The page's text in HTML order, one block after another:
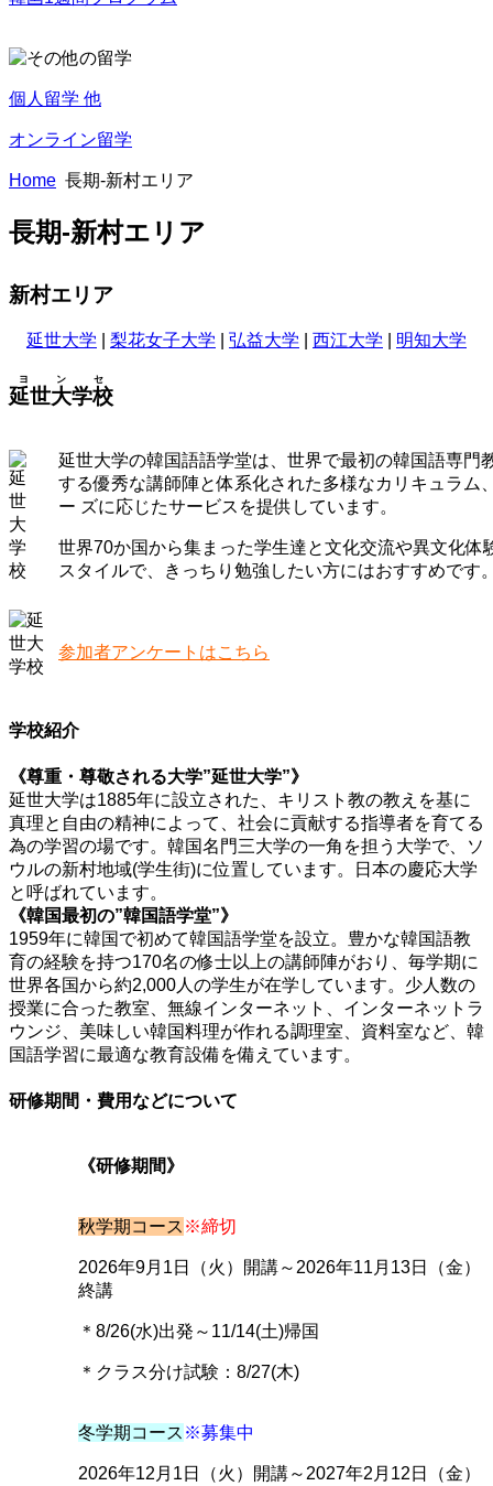
個人留学 他
オンライン留学
Home 長期-新村エリア
長期-新村エリア
新村エリア
延世大学 梨花女子大学 弘益大学 西江大学 明知大学
延世大学校
ヨンセ
延世大学の韓国語語学堂は、世界で最初の韓国語専門
する優秀な講師陣と体系化された多様なカリキュラム
ー ズに応じたサービスを提供しています。
世界70か国から集まった学生達と文化交流や異文化
スタイルで、きっちり勉強したい方にはおすすめです
参加者アンケートはこちら
学校紹介
《尊重・尊敬される大学”延世大学”》
延世大学は1885年に設立された、キリスト教の教えを基に
真理と自由の精神によって、社会に貢献する指導者を育てる
為の学習の場です。韓国名門三大学の一角を担う大学で、ソ
ウルの新村地域(学生街)に位置しています。日本の慶応大学
と呼ばれています。
《韓国最初の”韓国語学堂”》
1959年に韓国で初めて韓国語学堂を設立。豊かな韓国語教
育の経験を持つ170名の修士以上の講師陣がおり、毎学期に
世界各国から約2,000人の学生が在学しています。少人数の
授業に合った教室、無線インターネット、インターネットラ
ウンジ、美味しい韓国料理が作れる調理室、資料室など、韓
国語学習に最適な教育設備を備えています。
研修期間・費用などについて
《研修期間》
秋学期コース ※締切
2026年9月1日（火）開講～2026年11月13日（金）
終講
＊8/26(水)出発～11/14(土)帰国
＊クラス分け試験：8/27(木)
冬学期コース ※募集中
2026年12月1日（火）開講～2027年2月12日（金）